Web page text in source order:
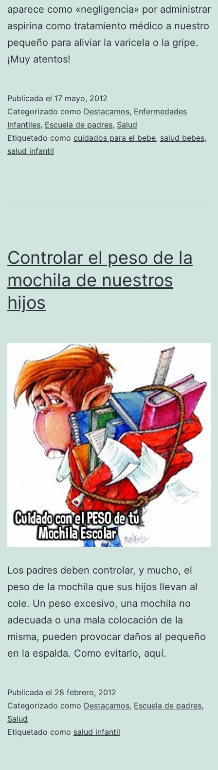
aparece como «negligencia» por administrar
aspirina como tratamiento médico a nuestro
pequeño para aliviar la varicela o la gripe.
¡Muy atentos!
Publicada el 17 mayo, 2012
Categorizado como Destacamos, Enfermedades
Infantiles, Escuela de padres, Salud
Etiquetado como cuidados para el bebe, salud bebes,
salud infantil
Controlar el peso de la
mochila de nuestros
hijos
Los padres deben controlar, y mucho, el
peso de la mochila que sus hijos llevan al
cole. Un peso excesivo, una mochila no
adecuada o una mala colocación de la
misma, pueden provocar daños al pequeño
en la espalda. Como evitarlo, aquí.
Publicada el 28 febrero, 2012
Categorizado como Destacamos, Escuela de padres,
Salud
Etiquetado como salud infantil